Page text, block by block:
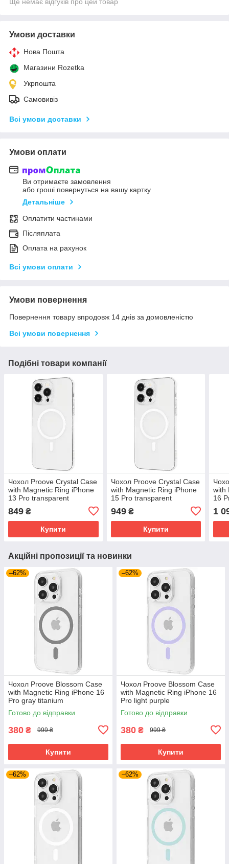
Умови доставки
Нова Пошта
Магазини Rozetka
Укрпошта
Самовивіз
Всі умови доставки
Умови оплати
Ви отримаєте замовлення
або гроші повернуться на вашу картку
Детальніше
Оплатити частинами
Післяплата
Оплата на рахунок
Всі умови оплати
Умови повернення
Повернення товару впродовж 14 днів за домовленістю
Всі умови повернення
Подібні товари компанії
Чохол Proove Crystal Case
with Magnetic Ring iPhone
13 Pro transparent
849 ₴
Купити
Чохол Proove Crystal Case
with Magnetic Ring iPhone
15 Pro transparent
949₴
Купити
with
16
1
Акційні пропозиції та новинки
–62%
Чохол Proove Blossom Case
with Magnetic Ring iPhone 16
Pro gray titanium
(PCBLIP16P027)
Готово до відправки
380 ₴ 999 ₴
Купити
–62%
Чохол Proove Blossom Case
with Magnetic Ring iPhone 16
Pro light purple
(PCBLIP16P007)
Готово до відправки
380 ₴ 999 ₴
Купити
–62% –62%